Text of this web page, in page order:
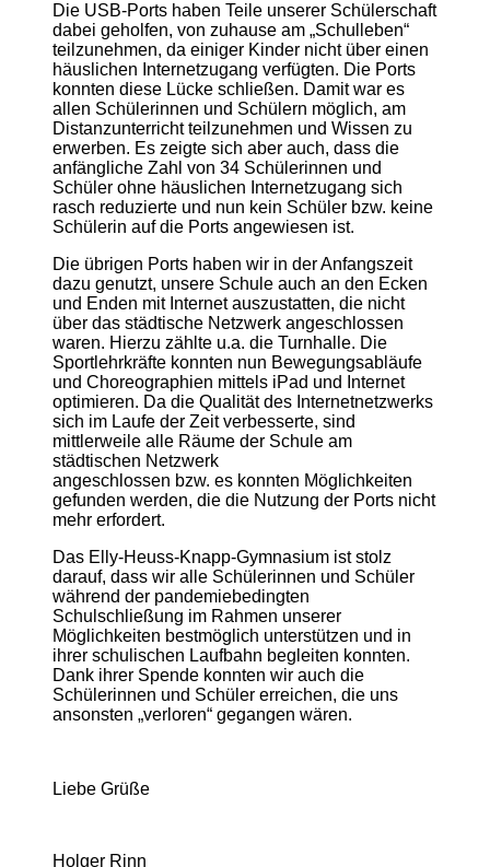
Die USB-Ports haben Teile unserer Schülerschaft
dabei geholfen, von zuhause am „Schulleben“
teilzunehmen, da einiger Kinder nicht über einen
häuslichen Internetzugang verfügten. Die Ports
konnten diese Lücke schließen. Damit war es
allen Schülerinnen und Schülern möglich, am
Distanzunterricht teilzunehmen und Wissen zu
erwerben. Es zeigte sich aber auch, dass die
anfängliche Zahl von 34 Schülerinnen und
Schüler ohne häuslichen Internetzugang sich
rasch reduzierte und nun kein Schüler bzw. keine
Schülerin auf die Ports angewiesen ist.
Die übrigen Ports haben wir in der Anfangszeit
dazu genutzt, unsere Schule auch an den Ecken
und Enden mit Internet auszustatten, die nicht
über das städtische Netzwerk angeschlossen
waren. Hierzu zählte u.a. die Turnhalle. Die
Sportlehrkräfte konnten nun Bewegungsabläufe
und Choreographien mittels iPad und Internet
optimieren. Da die Qualität des Internetnetzwerks
sich im Laufe der Zeit verbesserte, sind
mittlerweile alle Räume der Schule am
städtischen Netzwerk
angeschlossen bzw. es konnten Möglichkeiten
gefunden werden, die die Nutzung der Ports nicht
mehr erfordert.
Das Elly-Heuss-Knapp-Gymnasium ist stolz
darauf, dass wir alle Schülerinnen und Schüler
während der pandemiebedingten
Schulschließung im Rahmen unserer
Möglichkeiten bestmöglich unterstützen und in
ihrer schulischen Laufbahn begleiten konnten.
Dank ihrer Spende konnten wir auch die
Schülerinnen und Schüler erreichen, die uns
ansonsten „verloren“ gegangen wären.
Liebe Grüße
Holger Rinn